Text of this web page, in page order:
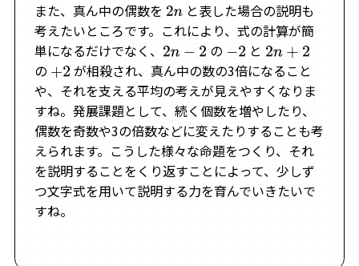
また、真ん中の偶数を 2n と表した場合の説明も
考えたいところです。これにより、式の計算が簡
単になるだけでなく、 2n− 2 の −2 と 2n+2
の +2 が相殺され、真ん中の数の3倍になること
や、それを支える平均の考えが見えやすくなりま
すね。発展課題として、続く個数を増やしたり、
偶数を奇数や3の倍数などに変えたりすることも考
えられます。こうした様々な命題をつくり、それ
を説明することをくり返すことによって、少しず
つ文字式を用いて説明する力を育んでいきたいで
すね。